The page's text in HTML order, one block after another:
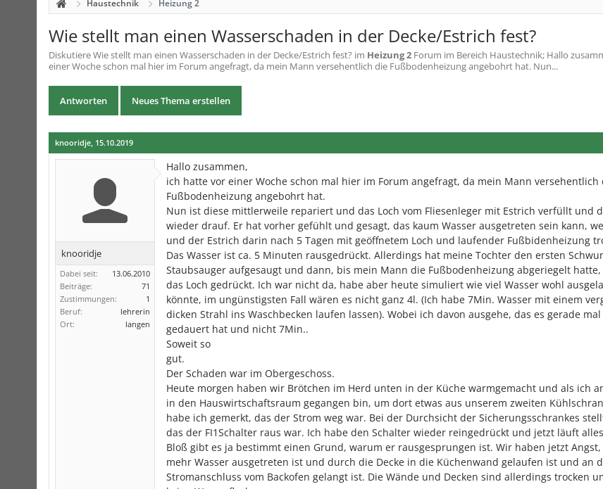
Haustechnik Heizung 2
Wie stellt man einen Wasserschaden in der Decke/Estrich fest?
DiskutiereWie stellt man einen Wasserschaden in der Decke/Estrich fest? im Heizung 2 Forum im Bereich Haustechnik; Hallo
einer Woche schon mal hier im Forum angefragt, da mein Mann versehentlich die Fußbodenheizung angebohrt hat. Nun...
Antworten Neues Thema erstellen
knooridje, 15.10.2019
knooridje
Dabei seit:
13.06.2010
Beiträge:
71
Zustimmungen:
1
Beruf:
lehrerin
Ort:
langen
Hallo zusammen,
ich hatte vor einer Woche schon mal hier im Forum angefragt, da mein Mann versehentlich
Fußbodenheizung angebohrt hat.
Nun ist diese mittlerweile repariert und das Loch vom Fliesenleger mit Estrich verfüllt und
wieder drauf. Er hat vorher gefühlt und gesagt, das kaum Wasser ausgetreten sein kann,
und der Estrich darin nach 5 Tagen mit geöffnetem Loch und laufender Fußbidenheizung
Das Wasser ist ca. 5 Minuten rausgedrückt. Allerdings hat meine Tochter den ersten
Staubsauger aufgesaugt und dann, bis mein Mann die Fußbodenheizung abgeriegelt
das Loch gedrückt. Ich war nicht da, habe aber heute simuliert wie viel Wasser wohl
könnte, im ungünstigsten Fall wären es nicht ganz 4l. (Ich habe 7Min. Wasser mit einem
dicken Strahl ins Waschbecken laufen lassen). Wobei ich davon ausgehe, das es gerade
gedauert hat und nicht 7Min..
Soweit so
gut.
Der Schaden war im Obergeschoss.
Heute morgen haben wir Brötchen im Herd unten in der Küche warmgemacht und als ich
in den Hauswirtschaftsraum gegangen bin, um dort etwas aus unserem zweiten
habe ich gemerkt, das der Strom weg war. Bei der Durchsicht der Sicherungsschrankes
das der FI1Schalter raus war. Ich habe den Schalter wieder reingedrückt und jetzt läuft
Bloß gibt es ja bestimmt einen Grund, warum er rausgesprungen ist. Wir haben jetzt Angst,
mehr Wasser ausgetreten ist und durch die Decke in die Küchenwand gelaufen ist und an
Stromanschluss vom Backofen gelangt ist. Die Wände und Decken sind allerdings trocken